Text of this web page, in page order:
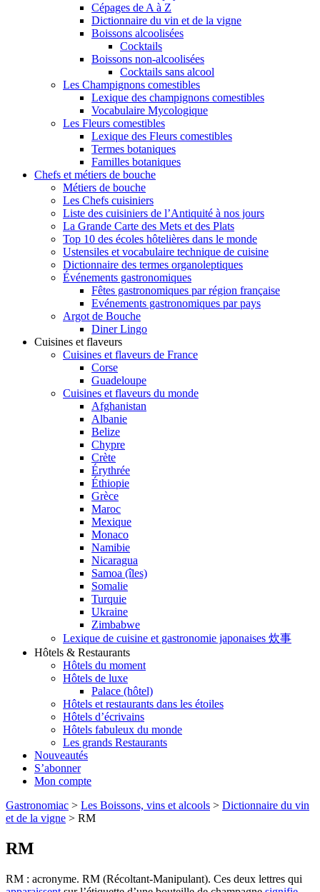
Cépages de A à Z
Dictionnaire du vin et de la vigne
Boissons alcoolisées
Cocktails
Boissons non-alcoolisées
Cocktails sans alcool
Les Champignons comestibles
Lexique des champignons comestibles
Vocabulaire Mycologique
Les Fleurs comestibles
Lexique des Fleurs comestibles
Termes botaniques
Familles botaniques
Chefs et métiers de bouche
Métiers de bouche
Les Chefs cuisiniers
Liste des cuisiniers de l’Antiquité à nos jours
La Grande Carte des Mets et des Plats
Top 10 des écoles hôtelières dans le monde
Ustensiles et vocabulaire technique de cuisine
Dictionnaire des termes organoleptiques
Événements gastronomiques
Fêtes gastronomiques par région française
Evénements gastronomiques par pays
Argot de Bouche
Diner Lingo
Cuisines et flaveurs
Cuisines et flaveurs de France
Corse
Guadeloupe
Cuisines et flaveurs du monde
Afghanistan
Albanie
Belize
Chypre
Crète
Érythrée
Éthiopie
Grèce
Maroc
Mexique
Monaco
Namibie
Nicaragua
Samoa (îles)
Somalie
Turquie
Ukraine
Zimbabwe
Lexique de cuisine et gastronomie japonaises 炊事
Hôtels & Restaurants
Hôtels du moment
Hôtels de luxe
Palace (hôtel)
Hôtels et restaurants dans les étoiles
Hôtels d’écrivains
Hôtels fabuleux du monde
Les grands Restaurants
Nouveautés
S’abonner
Mon compte
Gastronomiac > Les Boissons, vins et alcools > Dictionnaire du vin
et de la vigne > RM
RM
RM : acronyme. RM (Récoltant-Manipulant). Ces deux lettres qui